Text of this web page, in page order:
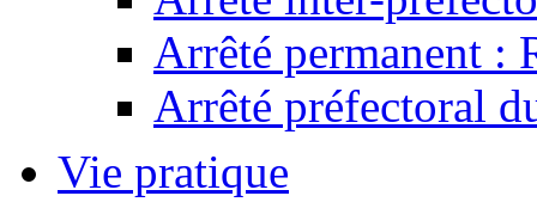
Arrêté permanent :
Arrêté préfectoral
Vie pratique